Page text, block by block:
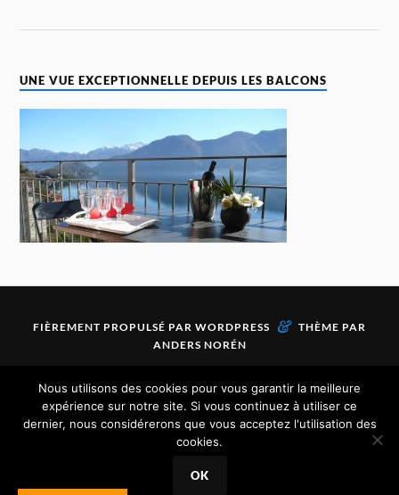
UNE VUE EXCEPTIONNELLE DEPUIS LES BALCONS
FIÈREMENT PROPULSÉ PAR WORDPRESS & THÈME PAR
ANDERS NORÉN
Copyright 2016 - Escale Incanto - Tous droits réservés -
Mentions légales
Nous utilisons des cookies pour vous garantir la meilleure
expérience sur notre site. Si vous continuez à utiliser ce
dernier, nous considérerons que vous acceptez l'utilisation des
cookies.
OK